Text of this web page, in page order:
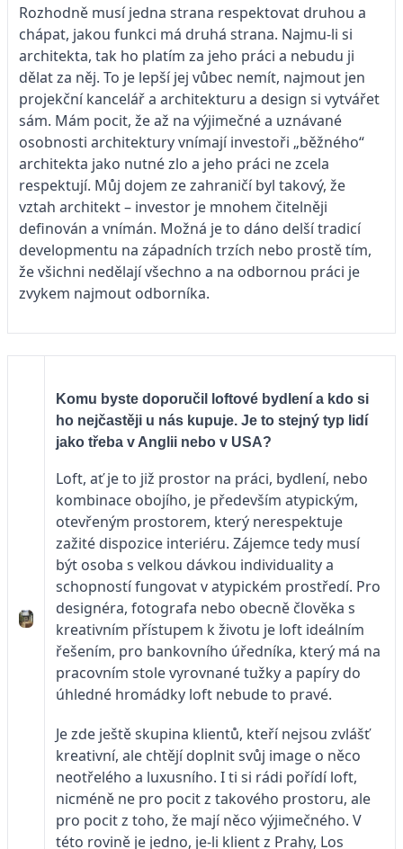
Rozhodně musí jedna strana respektovat druhou a
chápat, jakou funkci má druhá strana. Najmu-li si
architekta, tak ho platím za jeho práci a nebudu ji
dělat za něj. To je lepší jej vůbec nemít, najmout jen
projekční kancelář a architekturu a design si vytvářet
sám. Mám pocit, že až na výjimečné a uznávané
osobnosti architektury vnímají investoři „běžného“
architekta jako nutné zlo a jeho práci ne zcela
respektují. Můj dojem ze zahraničí byl takový, že
vztah architekt – investor je mnohem čitelněji
definován a vnímán. Možná je to dáno delší tradicí
developmentu na západních trzích nebo prostě tím,
že všichni nedělají všechno a na odbornou práci je
zvykem najmout odborníka.
Komu byste doporučil loftové bydlení a kdo si
ho nejčastěji u nás kupuje. Je to stejný typ lidí
jako třeba v Anglii nebo v USA?
Loft, ať je to již prostor na práci, bydlení, nebo
kombinace obojího, je především atypickým,
otevřeným prostorem, který nerespektuje
zažité dispozice interiéru. Zájemce tedy musí
být osoba s velkou dávkou individuality a
schopností fungovat v atypickém prostředí. Pro
designéra, fotografa nebo obecně člověka s
kreativním přístupem k životu je loft ideálním
řešením, pro bankovního úředníka, který má na
pracovním stole vyrovnané tužky a papíry do
úhledné hromádky loft nebude to pravé.
Je zde ještě skupina klientů, kteří nejsou zvlášť
kreativní, ale chtějí doplnit svůj image o něco
neotřelého a luxusního. I ti si rádi pořídí loft,
nicméně ne pro pocit z takového prostoru, ale
pro pocit z toho, že mají něco výjimečného. V
této rovině je jedno, je-li klient z Prahy, Los